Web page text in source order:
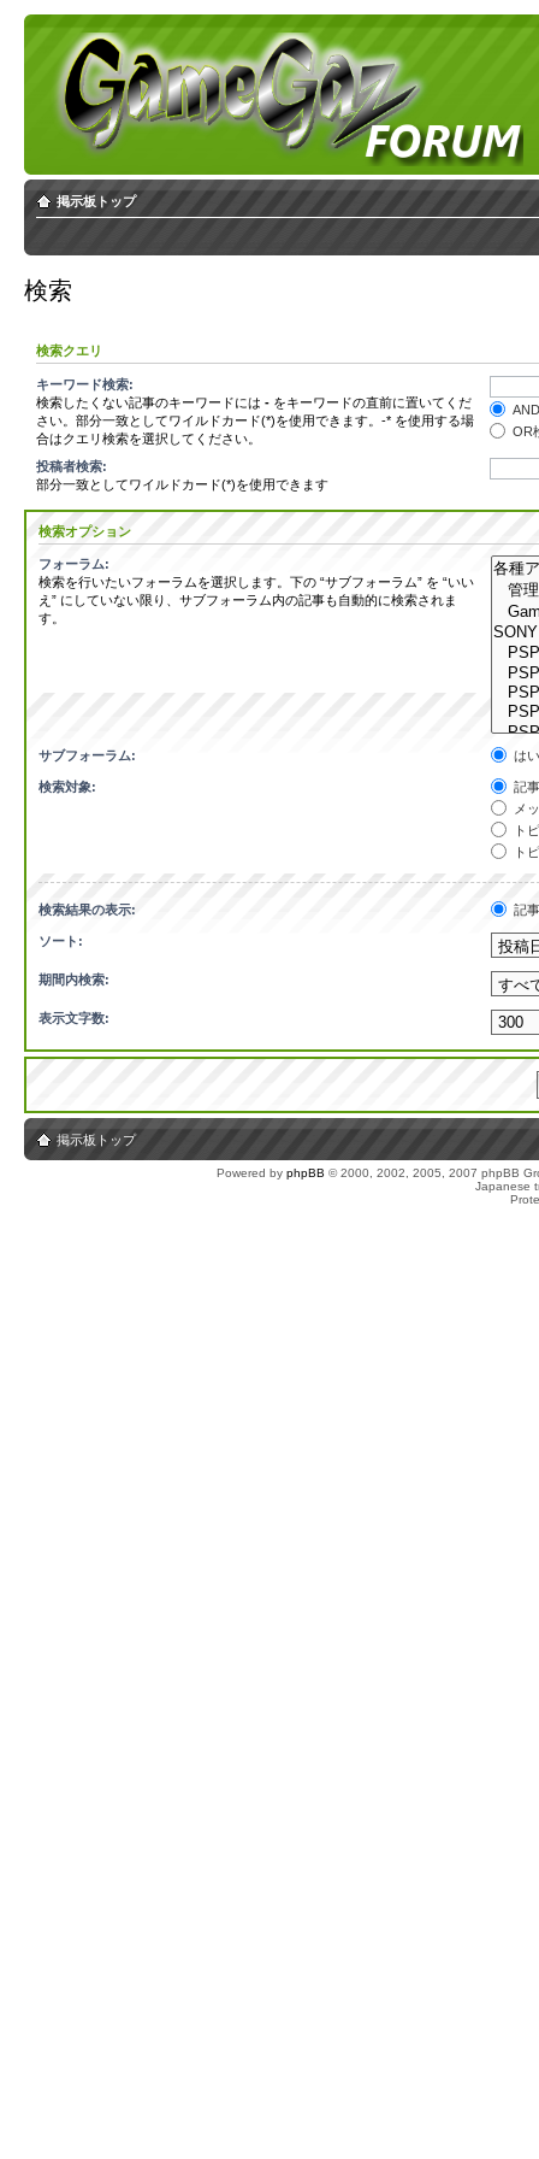
掲示板トップ
検索
検索クエリ
キーワード検索:
検索したくない記事のキーワードには - をキーワードの直前に置いてくだ
さい。部分一致としてワイルドカード(*)を使用できます。-* を使用する場
合はクエリ検索を選択してください。
OR
投稿者検索:
部分一致としてワイルドカード(*)を使用できます
検索オプション
フォーラム:
検索を行いたいフォーラムを選択します。下の “サブフォーラム” を “いい
え” にしていない限り、サブフォーラム内の記事も自動的に検索されま
す。
サブフォーラム: はい
検索対象:
記
メ
ト
ト
検索結果の表示: 記事
ソート:
期間内検索:
表示文字数:
掲示板トップ
Powered by phpBB © 2000, 2002, 2005, 2007 phpBB
Japanese